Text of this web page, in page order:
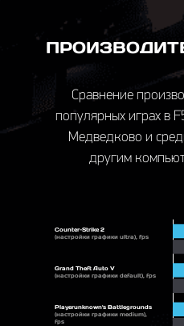
Сравнение
популярных играх в
Медведково и
другим
Counter-Strike 2
(настройки графики ultra), fps
Grand Theft Auto V
(настройки графики default), fps
Playerunknown's Battlegrounds
(настройки графики medium),
fps